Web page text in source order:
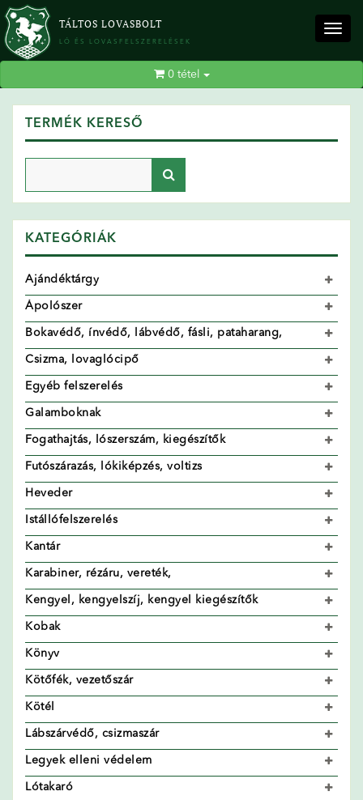
TÁLTOS LOVASBOLT
LÓ ÉS LOVASFELSZERELÉSEK
0tétel
TERMÉK KERESŐ
KATEGÓRIÁK
Ajándéktárgy
Ápolószer
Bokavédő, ínvédő, lábvédő, fásli, pataharang,
Csizma, lovaglócipő
Egyéb felszerelés
Galamboknak
Fogathajtás, lószerszám, kiegészítők
Futószárazás, lókiképzés, voltizs
Heveder
Istállófelszerelés
Kantár
Karabiner, rézáru, vereték,
Kengyel, kengyelszíj, kengyel kiegészítők
Kobak
Könyv
Kötőfék, vezetőszár
Kötél
Lábszárvédő, csizmaszár
Legyek elleni védelem
Lótakaró